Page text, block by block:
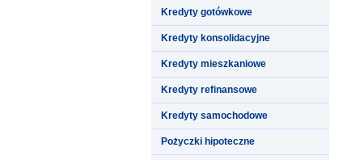
Kredyty gotówkowe
Kredyty konsolidacyjne
Kredyty mieszkaniowe
Kredyty refinansowe
Kredyty samochodowe
Pożyczki hipoteczne